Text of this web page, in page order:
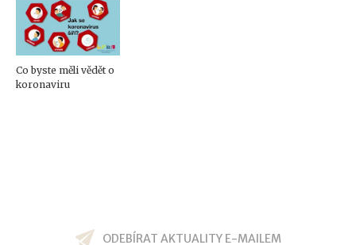
Co byste měli vědět o
koronaviru
ODEBÍRAT AKTUALITY E-MAILEM